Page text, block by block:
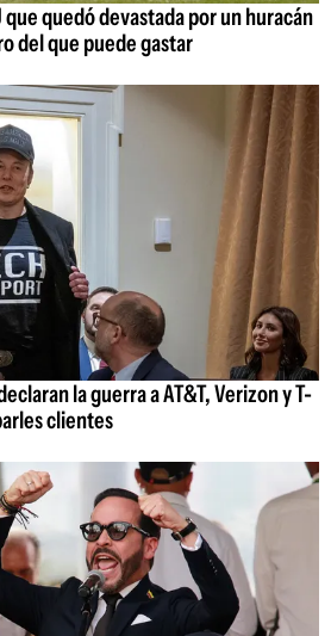
que quedó devastada por un huracán
del que puede gastar
la guerra a AT&T, Verizon y T-
clientes